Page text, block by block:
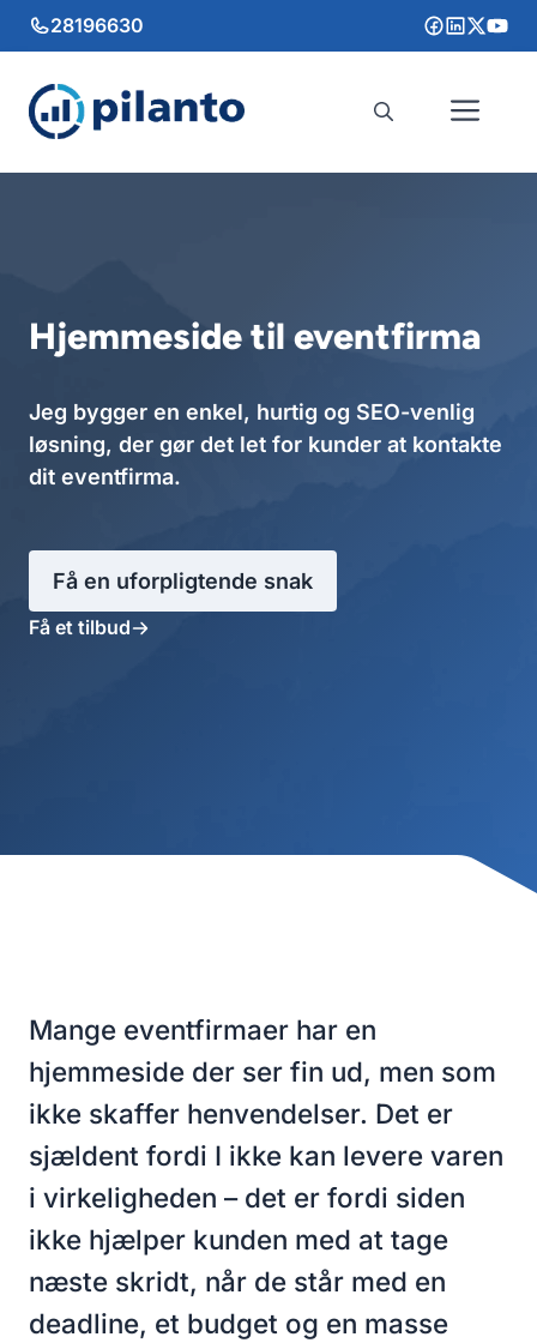
Hop
til
indhold
28196630
Hjemmeside til eventfirma
Jeg bygger en enkel, hurtig og SEO-venlig
løsning, der gør det let for kunder at kontakte
dit eventfirma.
Få en uforpligtende snak
Få et tilbud
Mange eventfirmaer har en
hjemmeside der ser fin ud, men som
ikke skaffer henvendelser. Det er
sjældent fordi I ikke kan levere varen
i virkeligheden – det er fordi siden
ikke hjælper kunden med at tage
næste skridt, når de står med en
deadline, et budget og en masse